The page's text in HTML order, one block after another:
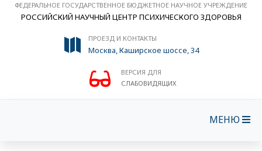
ФЕДЕРАЛЬНОЕ ГОСУДАРСТВЕННОЕ БЮДЖЕТНОЕ НАУЧНОЕ УЧРЕЖДЕНИЕ
РОССИЙСКИЙ НАУЧНЫЙ ЦЕНТР ПСИХИЧЕСКОГО ЗДОРОВЬЯ
ПРОЕЗД И КОНТАКТЫ
Москва, Каширское шоссе, 34
ВЕРСИЯ ДЛЯ
СЛАБОВИДЯЩИХ
МЕНЮ